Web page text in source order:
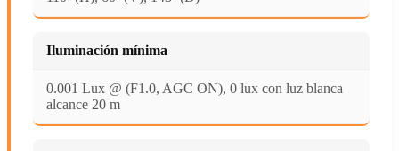
Iluminación mínima
0.001 Lux @ (F1.0, AGC ON), 0 lux con luz blanca
alcance 20 m